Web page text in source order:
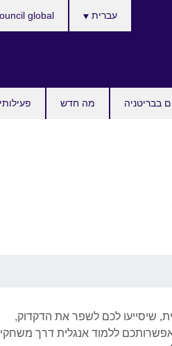
בבריטניה מה חדש
עברית global
שיסייעו לכם לשפר את הדקדוק,
ללמוד אנגלית דרך